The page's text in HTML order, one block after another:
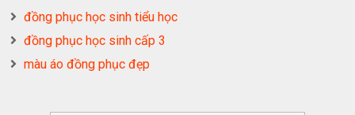
đồng phục học sinh tiểu học
đồng phục học sinh cấp 3
màu áo đồng phục đẹp